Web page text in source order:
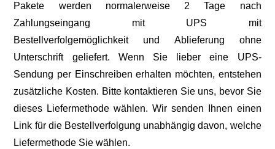
Pakete werden normalerweise 2 Tage nach
Zahlungseingang mit UPS mit
Bestellverfolgemöglichkeit und Ablieferung ohne
Unterschrift geliefert. Wenn Sie lieber eine UPS-
Sendung per Einschreiben erhalten möchten, entstehen
zusätzliche Kosten. Bitte kontaktieren Sie uns, bevor Sie
dieses Liefermethode wählen. Wir senden Ihnen einen
Link für die Bestellverfolgung unabhängig davon, welche
Liefermethode Sie wählen.